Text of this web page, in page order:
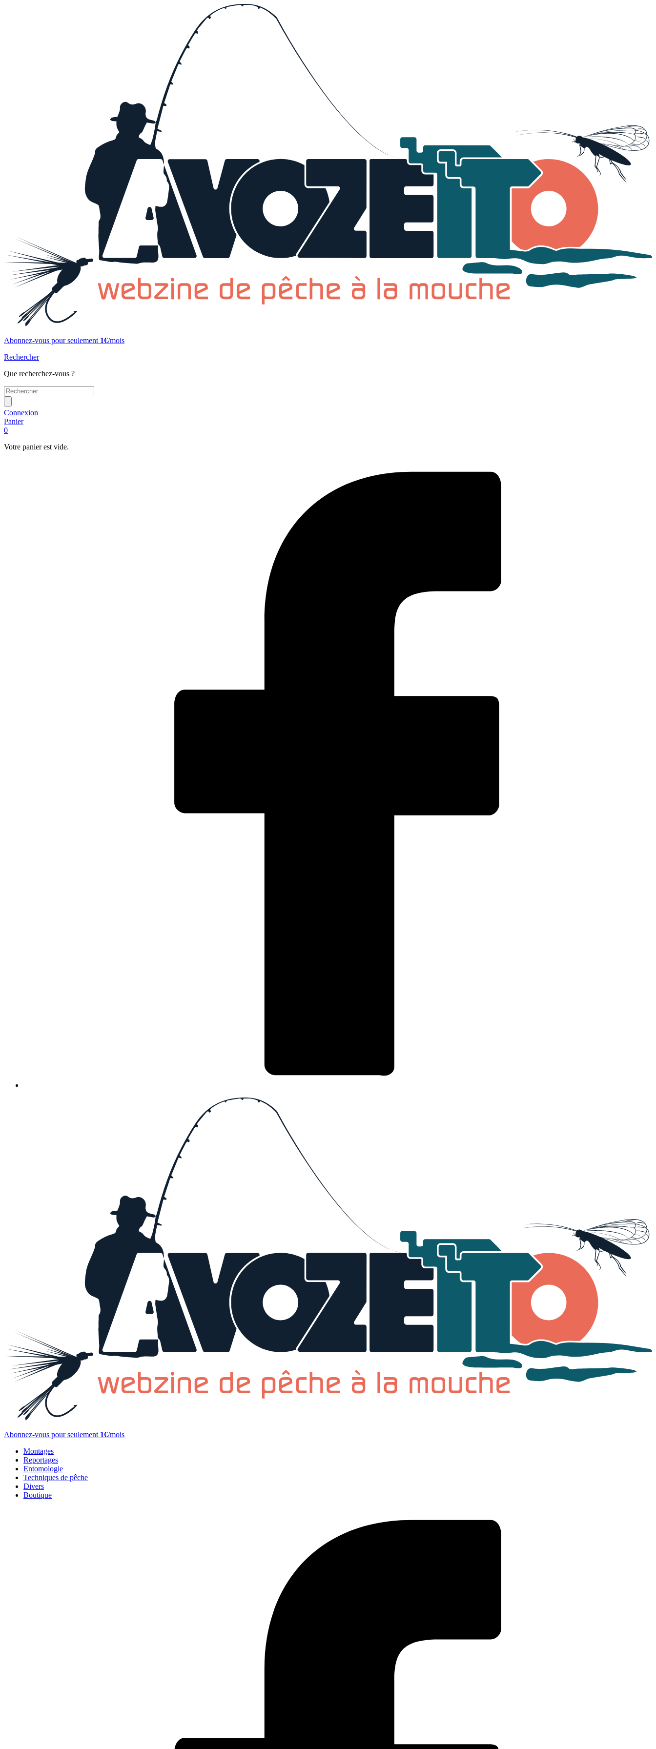
Abonnez-vous pour seulement 1€/mois
Rechercher
Que recherchez-vous ?
Connexion
Panier
0
Votre panier est vide.
Abonnez-vous pour seulement 1€/mois
Montages
Reportages
Entomologie
Techniques de pêche
Divers
Boutique